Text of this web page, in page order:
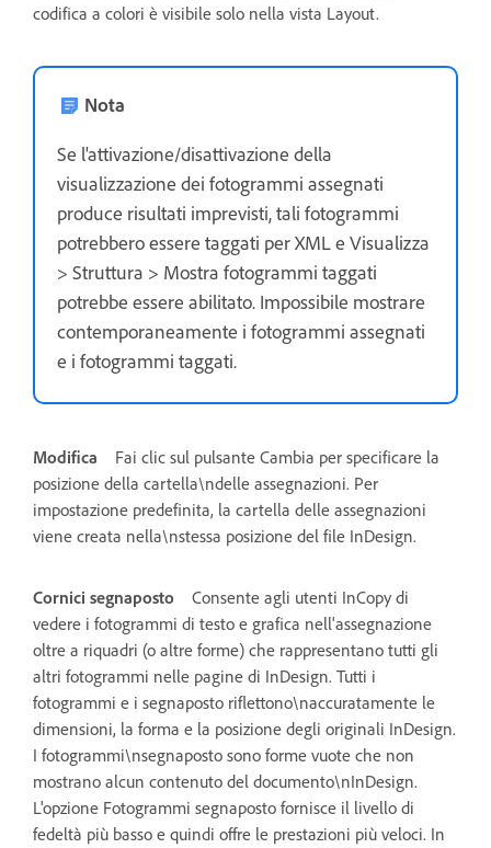
codifica a colori è visibile solo nella vista Layout.
Nota
Se l'attivazione/disattivazione della
visualizzazione dei fotogrammi assegnati
produce risultati imprevisti, tali fotogrammi
potrebbero essere taggati per XML e Visualizza
> Struttura > Mostra fotogrammi taggati
potrebbe essere abilitato. Impossibile mostrare
contemporaneamente i fotogrammi assegnati
e i fotogrammi taggati.
Modifica
Fai clic sul pulsante Cambia per specificare la
posizione della cartella\ndelle assegnazioni. Per
impostazione predefinita, la cartella delle assegnazioni
viene creata nella\nstessa posizione del file InDesign.
Cornici segnaposto
Consente agli utenti InCopy di
vedere i fotogrammi di testo e grafica nell'assegnazione
oltre a riquadri (o altre forme) che rappresentano tutti gli
altri fotogrammi nelle pagine di InDesign. Tutti i
fotogrammi e i segnaposto riflettono\naccuratamente le
dimensioni, la forma e la posizione degli originali InDesign.
I fotogrammi\nsegnaposto sono forme vuote che non
mostrano alcun contenuto del documento\nInDesign.
L'opzione Fotogrammi segnaposto fornisce il livello di
fedeltà più basso e quindi offre le prestazioni più veloci. In